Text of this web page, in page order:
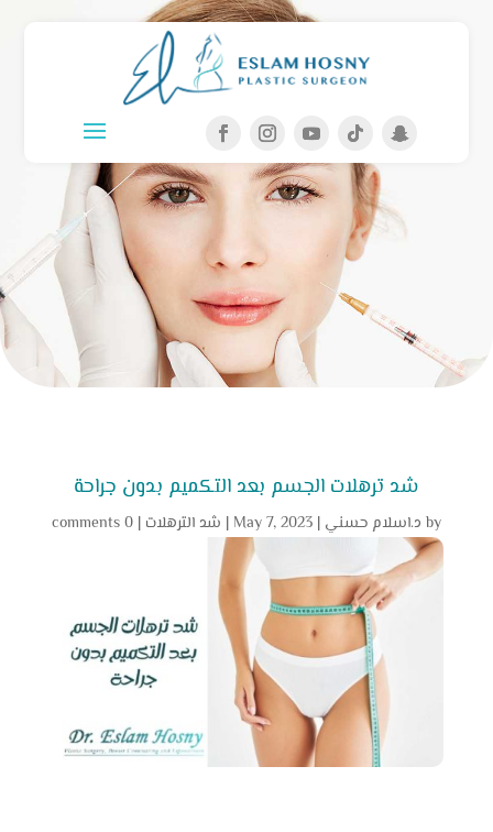
شد ترهلات الجسم بعد التكميم بدون جراحة
by د.اسلام حسني |
May 7, 2023
| شد الترهلات |
0 comments